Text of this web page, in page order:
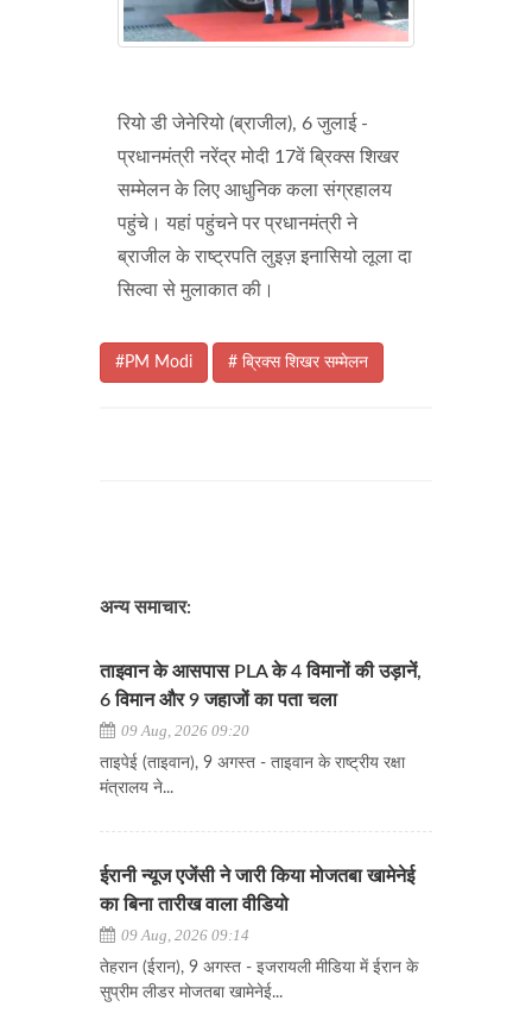
रियो डी जेनेरियो (ब्राजील), 6 जुलाई -
प्रधानमंत्री नरेंद्र मोदी 17वें ब्रिक्स शिखर
सम्मेलन के लिए आधुनिक कला संग्रहालय
पहुंचे। यहां पहुंचने पर प्रधानमंत्री ने
ब्राजील के राष्ट्रपति लुइज़ इनासियो लूला दा
सिल्वा से मुलाकात की।
#PM Modi # ब्रिक्स शिखर सम्मेलन
अन्य समाचार:
ताइवान के आसपास PLA के 4 विमानों की उड़ानें,
6 विमान और 9 जहाजों का पता चला
09 Aug, 2026 09:20
ताइपेई (ताइवान), 9 अगस्त - ताइवान के राष्ट्रीय रक्षा
मंत्रालय ने...
ईरानी न्यूज एजेंसी ने जारी किया मोजतबा खामेनेई
का बिना तारीख वाला वीडियो
09 Aug, 2026 09:14
तेहरान (ईरान), 9 अगस्त - इजरायली मीडिया में ईरान के
सुप्रीम लीडर मोजतबा खामेनेई...